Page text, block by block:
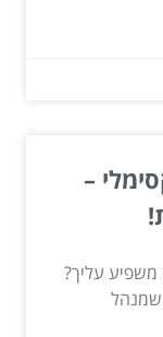
–
משפיע עליך?
שמנהל